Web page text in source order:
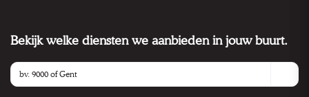
Bekijk welke diensten we aanbieden in jouw buurt.